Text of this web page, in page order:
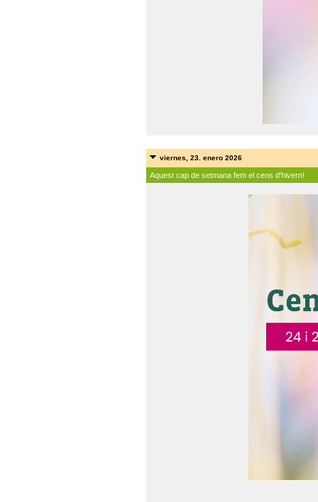
viernes, 23. enero 2026
Aquest cap de setmana fem el cens d'hivern!